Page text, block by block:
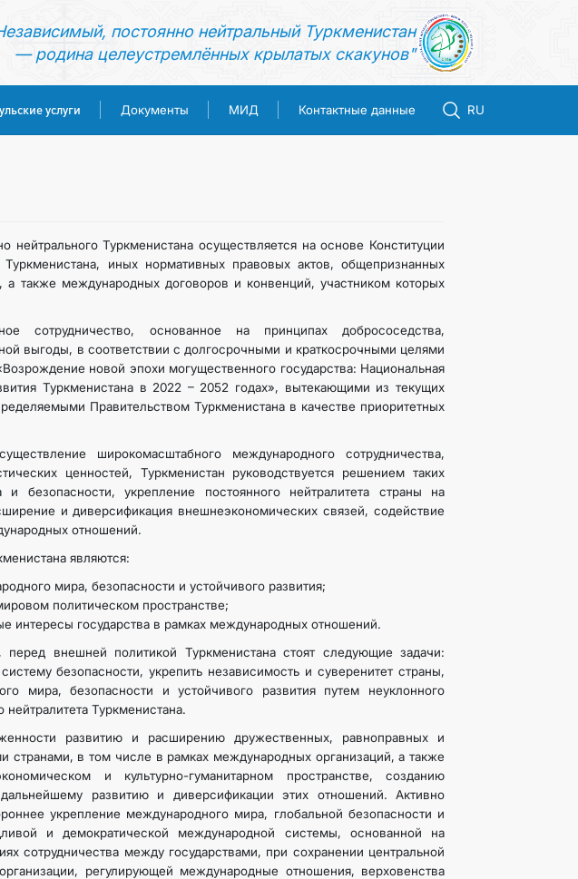
постоянно нейтральный Туркменистан
— родина целеустремлённых крылатых скакунов"
услуги Документы МИД Контактные данные RU
нейтрального Туркменистана осуществляется на основе Конституции
Туркменистана, иных нормативных правовых актов, общепризнанных
также международных договоров и конвенций, участником которых
сотрудничество, основанное на принципах добрососедства,
выгоды, в соответствии с долгосрочными и краткосрочными целями
новой эпохи могущественного государства: Национальная
Туркменистана в 2022 – 2052 годах», вытекающими из текущих
Правительством Туркменистана в качестве приоритетных
широкомасштабного международного сотрудничества,
ценностей, Туркменистан руководствуется решением таких
безопасности, укрепление постоянного нейтралитета страны на
и диверсификация внешнеэкономических связей, содействие
отношений.
являются:
мира, безопасности и устойчивого развития;
политическом пространстве;
интересы государства в рамках международных отношений.
внешней политикой Туркменистана стоят следующие задачи:
безопасности, укрепить независимость и суверенитет страны,
мира, безопасности и устойчивого развития путем неуклонного
Туркменистана.
развитию и расширению дружественных, равноправных и
в том числе в рамках международных организаций, а также
и культурно-гуманитарном пространстве, созданию
развитию и диверсификации этих отношений. Активно
укрепление международного мира, глобальной безопасности и
и демократической международной системы, основанной на
сотрудничества между государствами, при сохранении центральной
регулирующей международные отношения, верховенства